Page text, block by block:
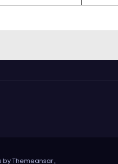
byThemeansar。